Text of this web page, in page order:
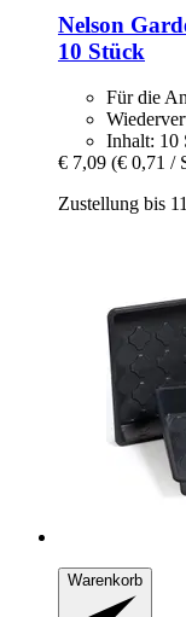
Nelson
10 Stück
Für die
Inhalt: 10
€ 7,09 (€ 0,71 /
Zustellung bis
Warenkorb